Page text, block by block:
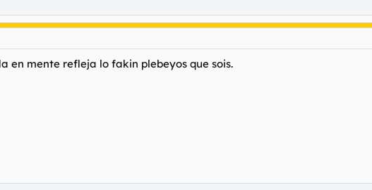
en mente refleja lo fakin plebeyos que sois.